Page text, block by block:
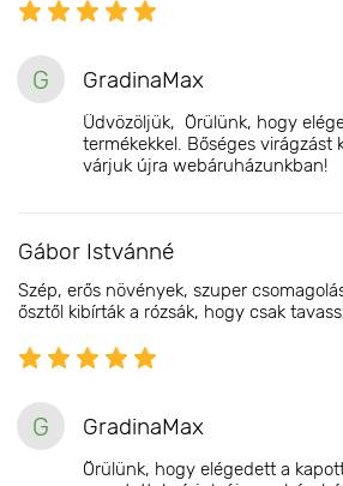
G GradinaMax
Üdvözöljük, Örülünk, hogy
termékekkel. Bőséges virágzást
várjuk újra webáruházunkban!
Gábor Istvánné
Szép, erős növények, szuper
ősztől kibírták a rózsák, hogy csak
G GradinaMax
Örülünk, hogy elégedett a